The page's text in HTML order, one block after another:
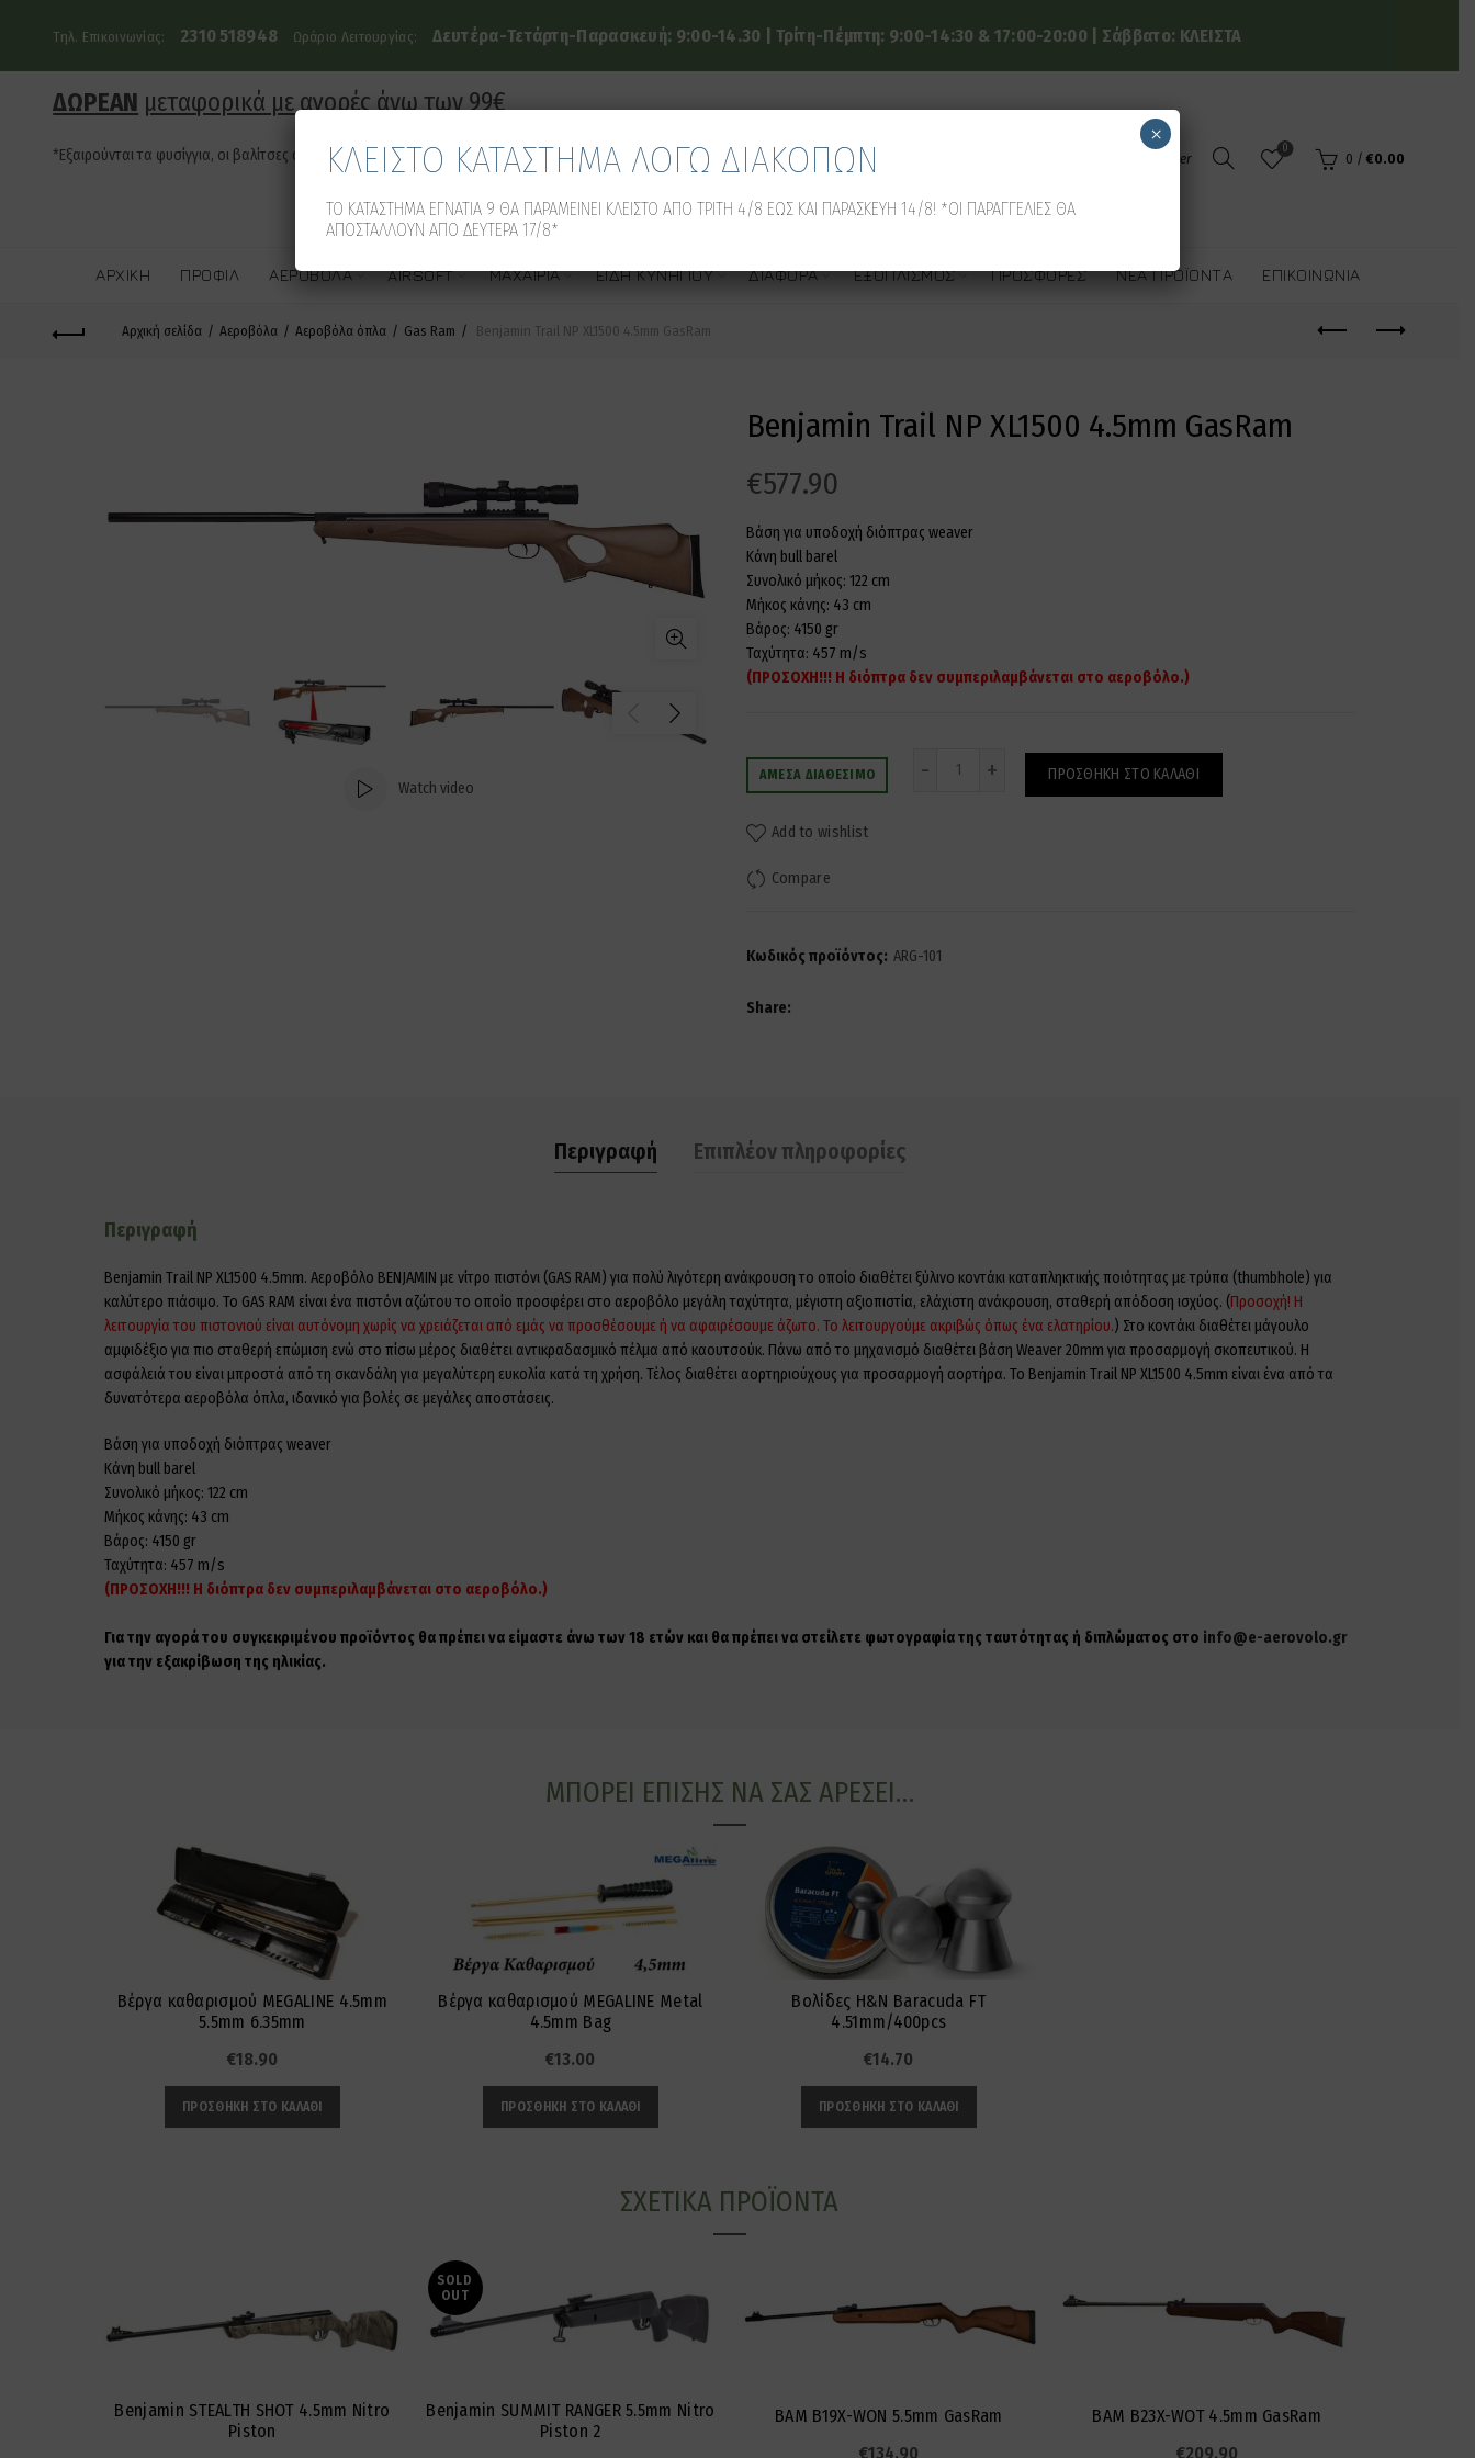
Τηλ. Επικοινωνίας: 2310 518948 Ωράριο Λειτουργίας: Δευτέρα-Τετάρτη-Παρασκευή: 9:00-14.30 | Τρίτη-Πέμπτη: 9:00-14:30 & 17:00-20:00 | Σάββατο: ΚΛΕΙΣΤΑ
ΔΩΡΕΑΝ μεταφορικά με αγορές άνω των 99€
*Εξαιρούνται τα φυσίγγια, οι βαλίτσες όπλων και τα οπλοκιβώτια Login / Register
0
0 / €0.00
ΑΡΧΙΚΉ ΠΡΟΦΊΛ ΑΕΡΟΒΌΛΑ AIRSOFT ΜΑΧΑΊΡΙΑ ΕΊΔΗ ΚΥΝΗΓΙΟΎ ΔΙΆΦΟΡΑ ΕΞΟΠΛΙΣΜΌΣ ΠΡΟΣΦΟΡΈΣ ΝΈΑ ΠΡΟΪΌΝΤΑ ΕΠΙΚΟΙΝΩΝΊΑ
Αρχική σελίδα Αεροβόλα Αεροβόλα όπλα Gas Ram Benjamin Trail NP XL1500 4.5mm GasRam
Watch video
Benjamin Trail NP XL1500 4.5mm GasRam
€577.90
Βάση για υποδοχή διόπτρας weaver
Κάνη bull barel
Συνολικό μήκος: 122 cm
Μήκος κάνης: 43 cm
Βάρος: 4150 gr
Ταχύτητα: 457 m/s
(ΠΡΟΣΟΧΗ!!! Η διόπτρα δεν συμπεριλαμβάνεται στο αεροβόλο.)
ΆΜΕΣΑ ΔΙΑΘΈΣΙΜΟ
ΠΡΟΣΘΉΚΗ ΣΤΟ ΚΑΛΆΘΙ
Add to wishlist
Compare
Κωδικός προϊόντος: ARG-101
Share
Περιγραφή Επιπλέον πληροφορίες
Περιγραφή
Benjamin Trail NP XL1500 4.5mm. Αεροβόλο BENJAMIN με νίτρο πιστόνι (GAS RAM) για πολύ λιγότερη ανάκρουση το οποίο διαθέτει ξύλινο κοντάκι καταπληκτικής ποιότητας με τρύπα (thumbhole) για
καλύτερο πιάσιμο. Το GAS RAM είναι ένα πιστόνι αζώτου το οποίο προσφέρει στο αεροβόλο μεγάλη ταχύτητα, μέγιστη αξιοπιστία, ελάχιστη ανάκρουση, σταθερή απόδοση ισχύος. (Προσοχή! Η
λειτουργία του πιστονιού είναι αυτόνομη χωρίς να χρειάζεται από εμάς να προσθέσουμε ή να αφαιρέσουμε άζωτο. Το λειτουργούμε ακριβώς όπως ένα ελατηρίου.) Στο κοντάκι διαθέτει μάγουλο
αμφιδέξιο για πιo σταθερή επώμιση ενώ στο πίσω μέρος διαθέτει αντικραδασμικό πέλμα από καουτσούκ. Πάνω από το μηχανισμό διαθέτει βάση Weaver 20mm για προσαρμογή σκοπευτικού. Η
ασφάλειά του είναι μπροστά από τη σκανδάλη για μεγαλύτερη ευκολία κατά τη χρήση. Τέλος διαθέτει αορτηριούχους για προσαρμογή αορτήρα. Το Benjamin Trail NP XL1500 4.5mm είναι ένα από τα
δυνατότερα αεροβόλα όπλα, ιδανικό για βολές σε μεγάλες αποστάσεις.
Βάση για υποδοχή διόπτρας weaver
Κάνη bull barel
Συνολικό μήκος: 122 cm
Μήκος κάνης: 43 cm
Βάρος: 4150 gr
Ταχύτητα: 457 m/s
(ΠΡΟΣΟΧΗ!!! Η διόπτρα δεν συμπεριλαμβάνεται στο αεροβόλο.)
Για την αγορά του συγκεκριμένου προϊόντος θα πρέπει να είμαστε άνω των 18 ετών και θα πρέπει να στείλετε φωτογραφία της ταυτότητας ή διπλώματος στο info@e-aerovolo.gr
για την εξακρίβωση της ηλικίας.
ΜΠΟΡΕΊ ΕΠΊΣΗΣ ΝΑ ΣΑΣ ΑΡΈΣΕΙ…
Βέργα καθαρισμού MEGALINE 4.5mm
5.5mm 6.35mm
€18.90
ΠΡΟΣΘΉΚΗ ΣΤΟ ΚΑΛΆΘΙ
Βέργα καθαρισμού MEGALINE Metal
4.5mm Bag
€13.00
ΠΡΟΣΘΉΚΗ ΣΤΟ ΚΑΛΆΘΙ
Βολίδες H&N Baracuda FT
4.51mm/400pcs
€14.70
ΠΡΟΣΘΉΚΗ ΣΤΟ ΚΑΛΆΘΙ
ΣΧΕΤΙΚΆ ΠΡΟΪΌΝΤΑ
Benjamin STEALTH SHOT 4.5mm Nitro
Piston
SOLD
OUT
Benjamin SUMMIT RANGER 5.5mm Nitro
Piston 2
BAM B19X-WON 5.5mm GasRam
€134.90
BAM B23X-WOT 4.5mm GasRam
€209.90
ΚΛΕΙΣΤΟ ΚΑΤΑΣΤΗΜΑ ΛΟΓΩ ΔΙΑΚΟΠΩΝ
ΤΟ ΚΑΤΑΣΤΗΜΑ ΕΓΝΑΤΙΑ 9 ΘΑ ΠΑΡΑΜΕΙΝΕΙ ΚΛΕΙΣΤΟ ΑΠΟ ΤΡΙΤΗ 4/8 ΕΩΣ ΚΑΙ ΠΑΡΑΣΚΕΥΗ 14/8! *ΟΙ ΠΑΡΑΓΓΕΛΙΕΣ ΘΑ
ΑΠΟΣΤΑΛΛΟΥΝ ΑΠΟ ΔΕΥΤΕΡΑ 17/8*
×